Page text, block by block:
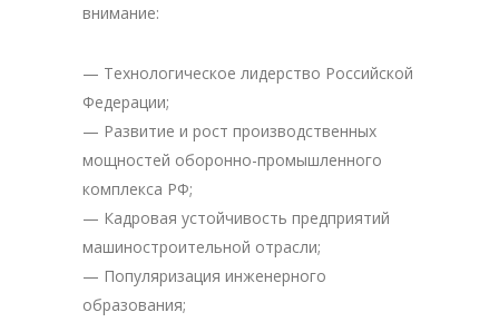
внимание:
— Технологическое лидерство Российской
Федерации;
— Развитие и рост производственных
мощностей оборонно-промышленного
комплекса РФ;
— Кадровая устойчивость предприятий
машиностроительной отрасли;
— Популяризация инженерного
образования;